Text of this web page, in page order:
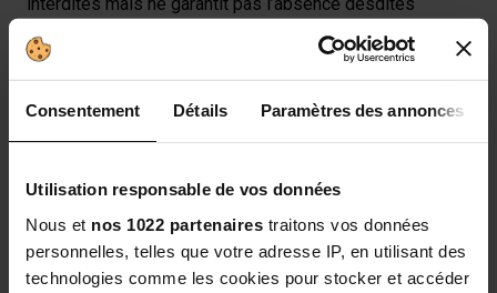
Consentement Détails Paramètres des annonces
Utilisation responsable de vos données
Nous et nos 1022 partenaires traitons vos données
personnelles, telles que votre adresse IP, en utilisant des
technologies comme les cookies pour stocker et accéder
substances. La norme ne constitue en aucun cas une
approbation d’utilisation pour ceux soumis à un contrôle
antidopage.
Qualités et caractéristiques environnementales de
l’emballage :